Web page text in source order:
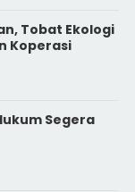
Tobat Ekologi
Koperasi
Segera